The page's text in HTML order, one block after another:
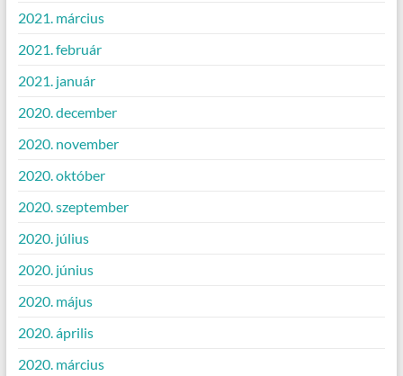
2021. március
2021. február
2021. január
2020. december
2020. november
2020. október
2020. szeptember
2020. július
2020. június
2020. május
2020. április
2020. március